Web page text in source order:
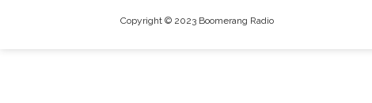
Copyright © 2023 Boomerang Radio